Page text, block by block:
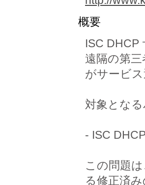
概要
ISC DHCP
遠隔の第三
がサービ
対象とな
- ISC
この問題
る修正済